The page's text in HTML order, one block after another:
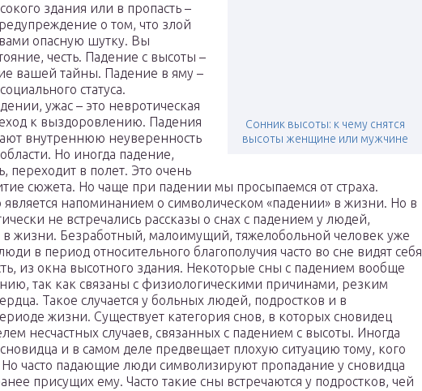
Сонник высоты: к чему снятся
высоты женщине или мужчине
здания или в пропасть –
о том, что злой
опасную шутку. Вы
честь. Падение с высоты –
вашей тайны. Падение в яму –
статуса.
ужас – это невротическая
к выздоровлению. Падения
внутреннюю неуверенность
Но иногда падение,
переходит в полет. Это очень
сюжета. Но чаще при падении мы просыпаемся от страха.
является напоминанием о символическом «падении» в жизни. Но в
не встречались рассказы о снах с падением у людей,
в жизни. Безработный, малоимущий, тяжелобольной человек уже
в период относительного благополучия часто во сне видят себя
из окна высотного здания. Некоторые сны с падением вообще
так как связаны с физиологическими причинами, резким
Такое случается у больных людей, подростков и в
жизни. Существует категория снов, в которых сновидец
несчастных случаев, связанных с падением с высоты. Иногда
и в самом деле предвещает плохую ситуацию тому, кого
часто падающие люди символизируют пропадание у сновидца
присущих ему. Часто такие сны встречаются у подростков, чей